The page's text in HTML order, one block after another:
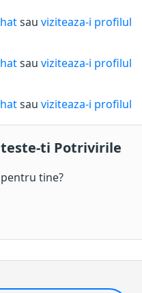
sau viziteaza-i profilul
sau viziteaza-i profilul
sau viziteaza-i profilul
ti Potrivirile
tine?